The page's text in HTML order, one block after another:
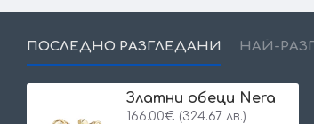
ПОСЛЕДНО РАЗГЛЕДАНИ НАЙ-
Златни обеци Nera
166.00€ (324.67 лв.)